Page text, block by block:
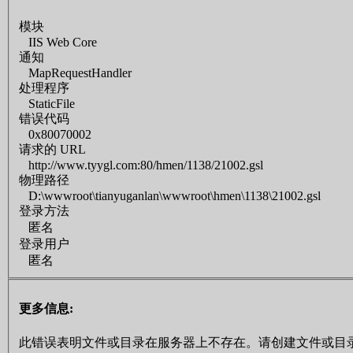
模块
IIS Web Core
通知
MapRequestHandler
处理程序
StaticFile
错误代码
0x80070002
请求的 URL
http://www.tyygl.com:80/hmen/1138/21002.gsl
物理路径
D:\wwwroot\tianyuganlan\wwwroot\hmen\1138\21002.gsl
登录方法
匿名
登录用户
匿名
更多信息:
此错误表明文件或目录在服务器上不存在。请创建文件或目